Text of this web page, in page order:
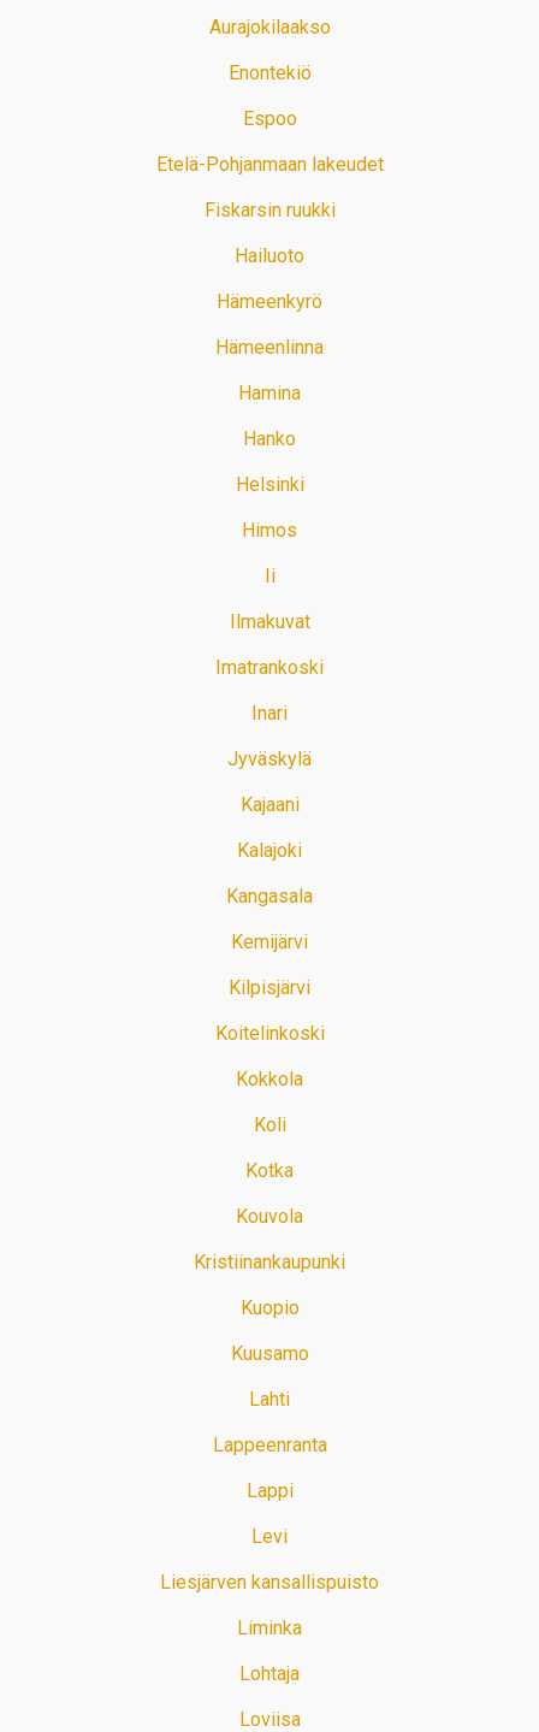
Aurajokilaakso
Enontekiö
Espoo
Etelä-Pohjanmaan lakeudet
Fiskarsin ruukki
Hailuoto
Hämeenkyrö
Hämeenlinna
Hamina
Hanko
Helsinki
Himos
Ii
Ilmakuvat
Imatrankoski
Inari
Jyväskylä
Kajaani
Kalajoki
Kangasala
Kemijärvi
Kilpisjärvi
Koitelinkoski
Kokkola
Koli
Kotka
Kouvola
Kristiinankaupunki
Kuopio
Kuusamo
Lahti
Lappeenranta
Lappi
Levi
Liesjärven kansallispuisto
Liminka
Lohtaja
Loviisa